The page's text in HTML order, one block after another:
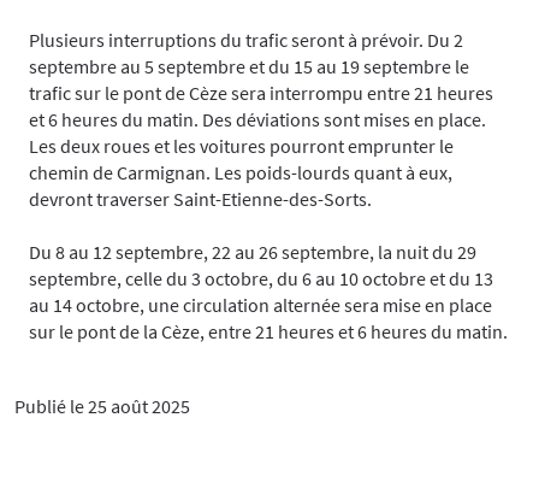
Plusieurs interruptions du trafic seront à prévoir. Du 2
septembre au 5 septembre et du 15 au 19 septembre le
trafic sur le pont de Cèze sera interrompu entre 21 heures
et 6 heures du matin. Des déviations sont mises en place.
Les deux roues et les voitures pourront emprunter le
chemin de Carmignan. Les poids-lourds quant à eux,
devront traverser Saint-Etienne-des-Sorts.
Du 8 au 12 septembre, 22 au 26 septembre, la nuit du 29
septembre, celle du 3 octobre, du 6 au 10 octobre et du 13
au 14 octobre, une circulation alternée sera mise en place
sur le pont de la Cèze, entre 21 heures et 6 heures du matin.
Publié le 25 août 2025